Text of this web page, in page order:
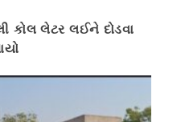
કોલ લેટર લઈને દોડવા